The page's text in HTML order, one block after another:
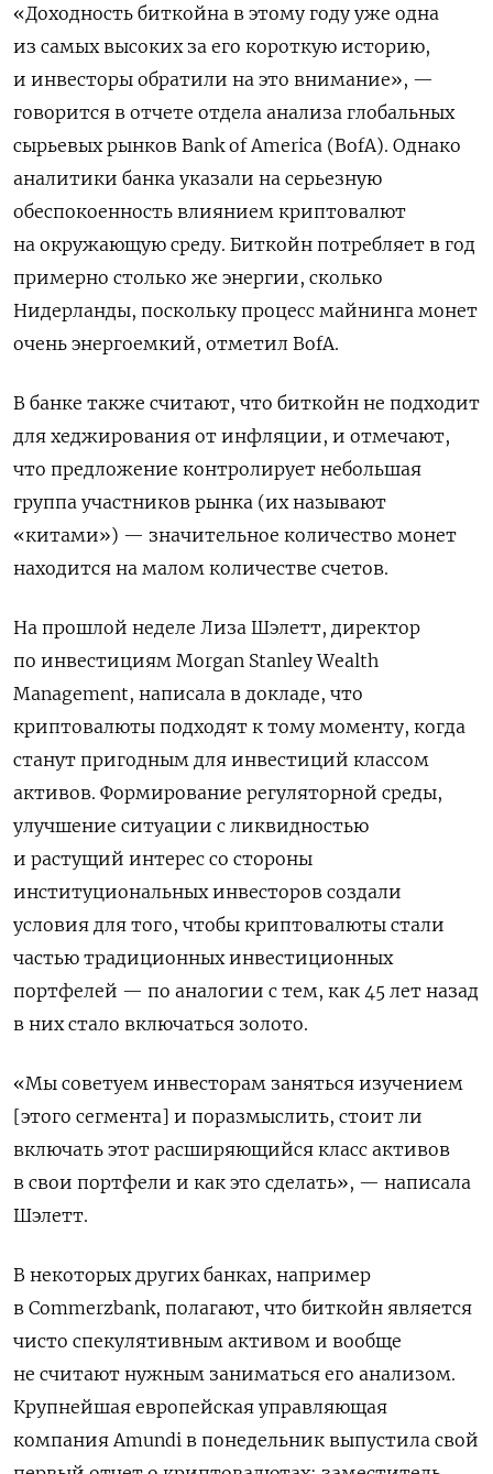
«Доходность биткойна в этому году уже одна
из самых высоких за его короткую историю,
и инвесторы обратили на это внимание», —
говорится в отчете отдела анализа глобальных
сырьевых рынков Bank of America (BofA). Однако
аналитики банка указали на серьезную
обеспокоенность влиянием криптовалют
на окружающую среду. Биткойн потребляет в год
примерно столько же энергии, сколько
Нидерланды, поскольку процесс майнинга монет
очень энергоемкий, отметил BofA.
В банке также считают, что биткойн не подходит
для хеджирования от инфляции, и отмечают,
что предложение контролирует небольшая
группа участников рынка (их называют
«китами») — значительное количество монет
находится на малом количестве счетов.
На прошлой неделе Лиза Шэлетт, директор
по инвестициям Morgan Stanley Wealth
Management, написала в докладе, что
криптовалюты подходят к тому моменту, когда
станут пригодным для инвестиций классом
активов. Формирование регуляторной среды,
улучшение ситуации с ликвидностью
и растущий интерес со стороны
институциональных инвесторов создали
условия для того, чтобы криптовалюты стали
частью традиционных инвестиционных
портфелей — по аналогии с тем, как 45 лет назад
в них стало включаться золото.
«Мы советуем инвесторам заняться изучением
[этого сегмента] и поразмыслить, стоит ли
включать этот расширяющийся класс активов
в свои портфели и как это сделать», — написала
Шэлетт.
В некоторых других банках, например
в Commerzbank, полагают, что биткойн является
чисто спекулятивным активом и вообще
не считают нужным заниматься его анализом.
Крупнейшая европейская управляющая
компания Amundi в понедельник выпустила свой